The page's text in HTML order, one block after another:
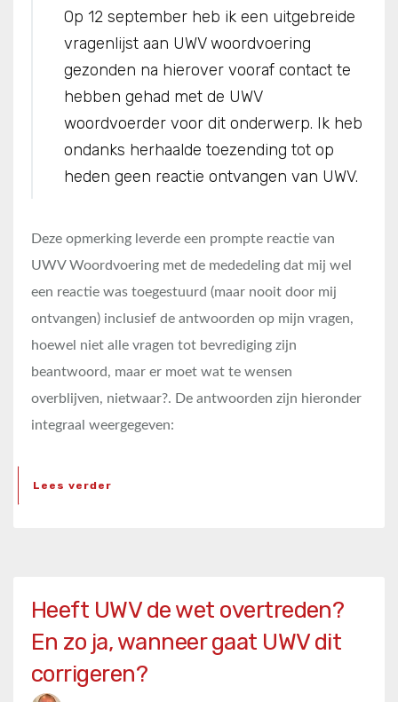
Op 12 september heb ik een uitgebreide
vragenlijst aan UWV woordvoering
gezonden na hierover vooraf contact te
hebben gehad met de UWV
woordvoerder voor dit onderwerp. Ik heb
ondanks herhaalde toezending tot op
heden geen reactie ontvangen van UWV.
Deze opmerking leverde een prompte reactie van
UWV Woordvoering met de mededeling dat mij wel
een reactie was toegestuurd (maar nooit door mij
ontvangen) inclusief de antwoorden op mijn vragen,
hoewel niet alle vragen tot bevrediging zijn
beantwoord, maar er moet wat te wensen
overblijven, nietwaar?. De antwoorden zijn hieronder
integraal weergegeven:
Lees verder
Heeft UWV de wet overtreden?
En zo ja, wanneer gaat UWV dit
corrigeren?